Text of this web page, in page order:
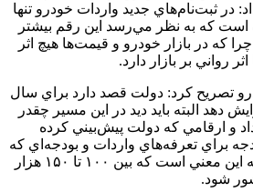
در ثبت‌نام‌هاي جديد واردات خودرو تنها
است كه به نظر مي‌رسد اين رقم بيشتر
كه در بازار خودرو و قيمت‌ها هيچ اثر
رواني بر بازار دارد.
تصريح كرد: دولت قصد دارد براي سال
دهد البته بايد ديد در اين مسير چقدر
و ارقامي كه دولت پيش‌بيني كرده
براي تعرفه‌هاي واردات و بودجه‌اي كه
تخصيص داده شده است به اين معني است كه بين ۱۰۰ تا ۱۵۰ هزار
شود.